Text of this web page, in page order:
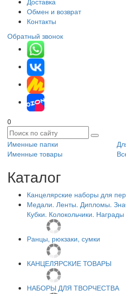
Обмен и возврат
Контакты
Обратный звонок
0
Именные папки
Именные товары
Каталог
Канцелярские наборы для
Медали. Ленты. Дипломы.
Кубки. Колокольчики.
Ранцы, рюкзаки, сумки
КАНЦЕЛЯРСКИЕ ТОВАРЫ
НАБОРЫ ДЛЯ ТВОРЧЕСТВА